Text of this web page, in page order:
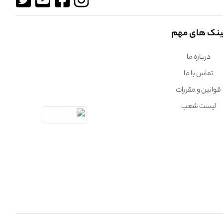
های مهم
درباره ما
تماس با ما
قوانین و مقررات
لیست شعب